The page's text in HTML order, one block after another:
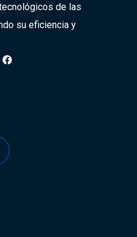
de las
su eficiencia y